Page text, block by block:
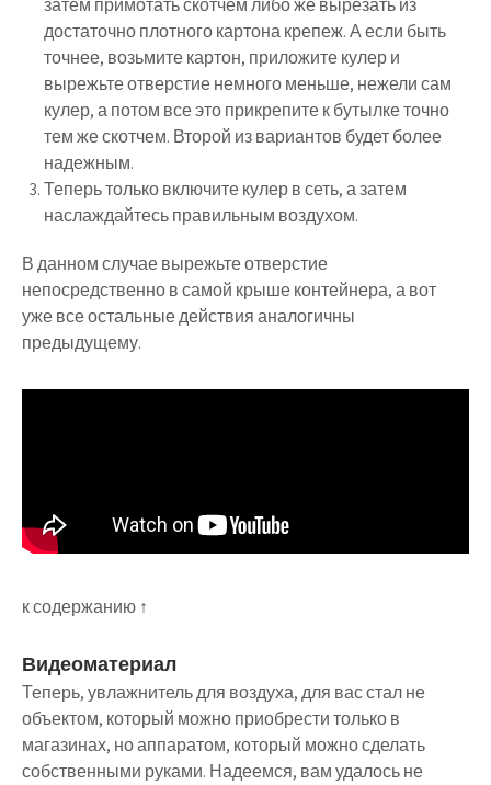
затем примотать скотчем либо же вырезать из
достаточно плотного картона крепеж. А если быть
точнее, возьмите картон, приложите кулер и
вырежьте отверстие немного меньше, нежели сам
кулер, а потом все это прикрепите к бутылке точно
тем же скотчем. Второй из вариантов будет более
надежным.
Теперь только включите кулер в сеть, а затем
наслаждайтесь правильным воздухом.
В данном случае вырежьте отверстие
непосредственно в самой крыше контейнера, а вот
уже все остальные действия аналогичны
предыдущему.
к содержанию ↑
Видеоматериал
Теперь, увлажнитель для воздуха, для вас стал не
объектом, который можно приобрести только в
магазинах, но аппаратом, который можно сделать
собственными руками. Надеемся, вам удалось не